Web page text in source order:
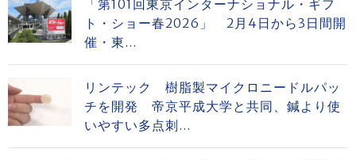
「第101回東京インターナショナル・ギフ
ト・ショー春2026」 2月4日から3日間開
催・東...
リンテック 樹脂製マイクロニードルパッ
チを開発 帝京平成大学と共同、鍼より使
いやすい多点刺...